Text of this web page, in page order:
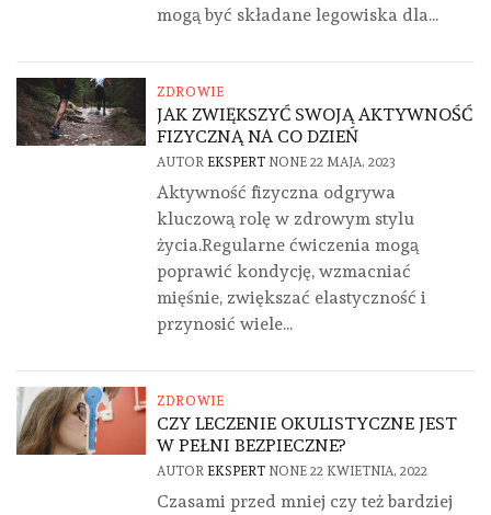
mogą być składane legowiska dla...
ZDROWIE
JAK ZWIĘKSZYĆ SWOJĄ AKTYWNOŚĆ
FIZYCZNĄ NA CO DZIEŃ
AUTOR EKSPERT NONE 22 MAJA, 2023
Aktywność fizyczna odgrywa
kluczową rolę w zdrowym stylu
życia.Regularne ćwiczenia mogą
poprawić kondycję, wzmacniać
mięśnie, zwiększać elastyczność i
przynosić wiele...
ZDROWIE
CZY LECZENIE OKULISTYCZNE JEST
W PEŁNI BEZPIECZNE?
AUTOR EKSPERT NONE 22 KWIETNIA, 2022
Czasami przed mniej czy też bardziej